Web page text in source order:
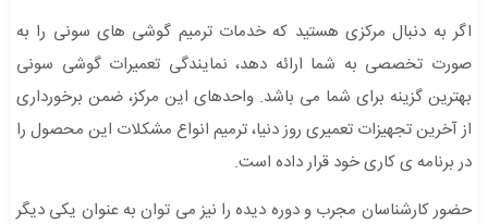
اگر به دنبال مرکزی هستید که خدمات ترمیم گوشی های سونی را به
صورت تخصصی به شما ارائه دهد، نمایندگی تعمیرات گوشی سونی
بهترین گزینه برای شما می باشد. واحدهای این مرکز، ضمن برخورداری
از آخرین تجهیزات تعمیری روز دنیا، ترمیم انواع مشکلات این محصول را
در برنامه ی کاری خود قرار داده است.
حضور کارشناسان مجرب و دوره دیده را نیز می توان به عنوان یکی دیگر